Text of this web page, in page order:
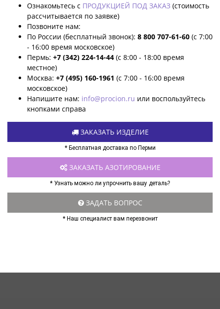
Ознакомьтесь с ПРОДУКЦИЕЙ ПОД ЗАКАЗ (стоимость
рассчитывается по заявке)
Позвоните нам:
По России (бесплатный звонок): 8 800 707-61-60 (с 7:00
- 16:00 время московское)
Пермь: +7 (342) 224-14-44 (с 8:00 - 18:00 время
местное)
Москва: +7 (495) 160-1961 (с 7:00 - 16:00 время
московское)
Напишите нам: info@procion.ru или воспользуйтесь
кнопками справа
ЗАКАЗАТЬ ИЗДЕЛИЕ
* Бесплатная доставка по Перми
ЗАКАЗАТЬ АЗОТИРОВАНИЕ
* Узнать можно ли упрочнить вашу деталь?
ЗАДАТЬ ВОПРОС
* Наш специалист вам перезвонит